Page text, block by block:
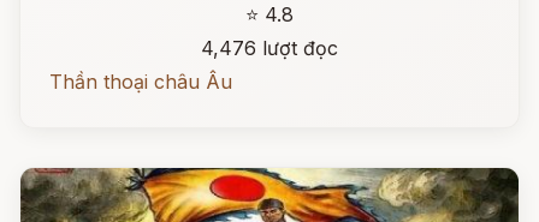
⭐ 4.8
4,476 lượt đọc
Thần thoại châu Âu